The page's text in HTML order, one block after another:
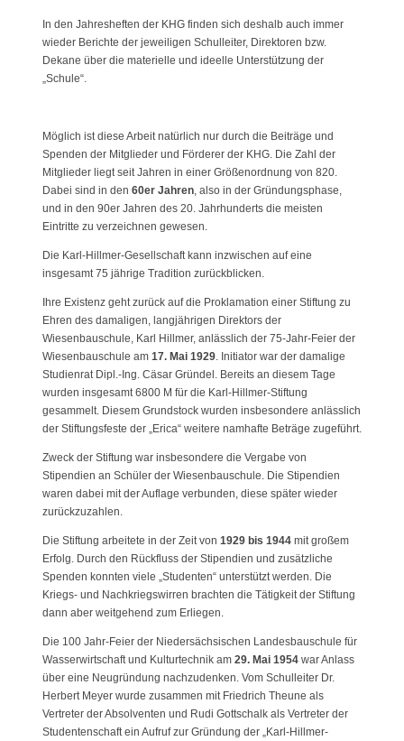
In den Jahresheften der KHG finden sich deshalb auch immer
wieder Berichte der jeweiligen Schulleiter, Direktoren bzw.
Dekane über die materielle und ideelle Unterstützung der
„Schule“.
Möglich ist diese Arbeit natürlich nur durch die Beiträge und
Spenden der Mitglieder und Förderer der KHG. Die Zahl der
Mitglieder liegt seit Jahren in einer Größenordnung von 820.
Dabei sind in den 60er Jahren, also in der Gründungsphase,
und in den 90er Jahren des 20. Jahrhunderts die meisten
Eintritte zu verzeichnen gewesen.
Die Karl-Hillmer-Gesellschaft kann inzwischen auf eine
insgesamt 75 jährige Tradition zurückblicken.
Ihre Existenz geht zurück auf die Proklamation einer Stiftung zu
Ehren des damaligen, langjährigen Direktors der
Wiesenbauschule, Karl Hillmer, anlässlich der 75-Jahr-Feier der
Wiesenbauschule am 17. Mai 1929. Initiator war der damalige
Studienrat Dipl.-Ing. Cäsar Gründel. Bereits an diesem Tage
wurden insgesamt 6800 M für die Karl-Hillmer-Stiftung
gesammelt. Diesem Grundstock wurden insbesondere anlässlich
der Stiftungsfeste der „Erica“ weitere namhafte Beträge zugeführt.
Zweck der Stiftung war insbesondere die Vergabe von
Stipendien an Schüler der Wiesenbauschule. Die Stipendien
waren dabei mit der Auflage verbunden, diese später wieder
zurückzuzahlen.
Die Stiftung arbeitete in der Zeit von 1929 bis 1944mit großem
Erfolg. Durch den Rückfluss der Stipendien und zusätzliche
Spenden konnten viele „Studenten“ unterstützt werden. Die
Kriegs- und Nachkriegswirren brachten die Tätigkeit der Stiftung
dann aber weitgehend zum Erliegen.
Die 100 Jahr-Feier der Niedersächsischen Landesbauschule für
Wasserwirtschaft und Kulturtechnik am 29. Mai 1954war Anlass
über eine Neugründung nachzudenken. Vom Schulleiter Dr.
Herbert Meyer wurde zusammen mit Friedrich Theune als
Vertreter der Absolventen und Rudi Gottschalk als Vertreter der
Studentenschaft ein Aufruf zur Gründung der „Karl-Hillmer-